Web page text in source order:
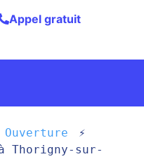
Appel gratuit
Ouverture
à Thorigny-sur-